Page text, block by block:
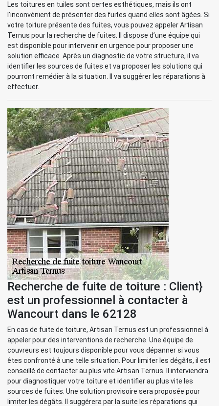
Les toitures en tuiles sont certes esthétiques, mais ils ont
l’inconvénient de présenter des fuites quand elles sont âgées. Si
votre toiture présente des fuites, vous pouvez appeler Artisan
Ternus pour la recherche de fuites. Il dispose d’une équipe qui
est disponible pour intervenir en urgence pour proposer une
solution efficace. Après un diagnostic de votre structure, il va
identifier les sources de fuites et va proposer les solutions qui
pourront remédier à la situation. Il va suggérer les réparations à
effectuer.
Recherche de fuite de toiture : Client}
est un professionnel à contacter à
Wancourt dans le 62128
En cas de fuite de toiture, Artisan Ternus est un professionnel à
appeler pour des interventions de recherche. Une équipe de
couvreurs est toujours disponible pour vous dépanner si vous
êtes confronté à une telle situation. Pour limiter les dégâts, il est
conseillé de contacter au plus vite Artisan Ternus. Il interviendra
pour diagnostiquer votre toiture et identifier au plus vite les
sources de fuites. Une solution provisoire sera proposée pour
limiter les dégâts. Il suggérera par la suite les réparations qui